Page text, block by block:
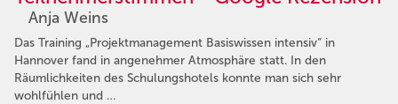
Anja Weins
Das Training „Projektmanagement Basiswissen intensiv“ in
Hannover fand in angenehmer Atmosphäre statt. In den
Räumlichkeiten des Schulungshotels konnte man sich sehr
wohlfühlen und …